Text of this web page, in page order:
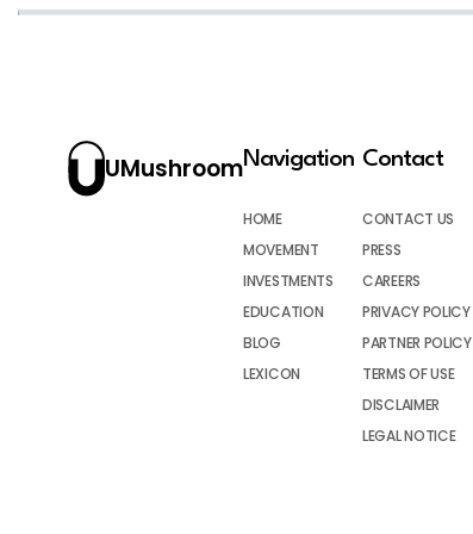
UMushroomNavigation
HOME
MOVEMENT
INVESTMENTS
EDUCATION
BLOG
LEXICON
Contact
CONTACT US
PRESS
CAREERS
PRIVACY POLICY
PARTNER POLICY
TERMS OF USE
DISCLAIMER
LEGAL NOTICE